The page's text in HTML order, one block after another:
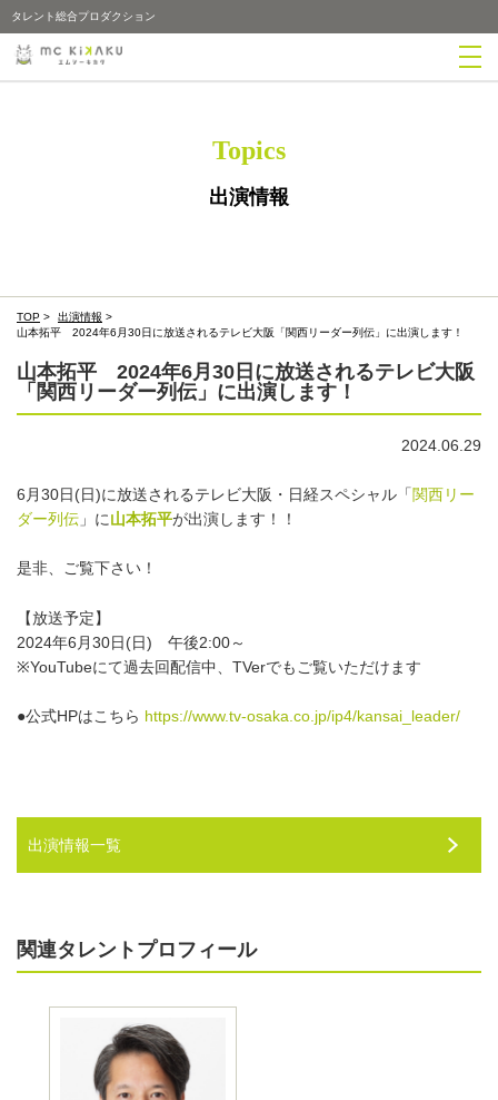
タレント総合プロダクション
Topics
出演情報
TOP > 出演情報 >
山本拓平 2024年6月30日に放送されるテレビ大阪「関西リーダー列伝」に出演します！
山本拓平 2024年6月30日に放送されるテレビ大阪
「関西リーダー列伝」に出演します！
2024.06.29
6月30日(日)に放送されるテレビ大阪・日経スペシャル「関西リー
ダー列伝 」に山本拓平が出演します！！
是非、ご覧下さい！
【放送予定】
2024年6月30日(日) 午後2:00～
※YouTubeにて過去回配信中、TVerでもご覧いただけます
●公式HPはこちら https://www.tv-osaka.co.jp/ip4/kansai_leader/
出演情報一覧
関連タレントプロフィール